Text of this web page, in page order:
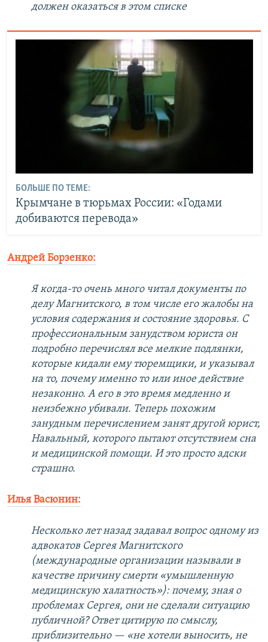
должен оказаться в этом списке
БОЛЬШЕ ПО ТЕМЕ:
Крымчане в тюрьмах России: «Годами
добиваются перевода»
Андрей Борзенко:
Я когда-то очень много читал документы по
делу Магнитского, в том числе его жалобы на
условия содержания и состояние здоровья. С
профессиональным занудством юриста он
подробно перечислял все мелкие подлянки,
которые кидали ему тюремщики, и указывал
на то, почему именно то или иное действие
незаконно. А его в это время медленно и
неизбежно убивали. Теперь похожим
занудным перечислением занят другой юрист,
Навальный, которого пытают отсутствием сна
и медицинской помощи. И это просто адски
страшно.
Илья Васюнин:
Несколько лет назад задавал вопрос одному из
адвокатов Сергея Магнитского
(международные организации называли в
качестве причину смерти «умышленную
медицинскую халатность»): почему, зная о
проблемах Сергея, они не сделали ситуацию
публичной? Ответ цитирую по смыслу,
приблизительно — «не хотели выносить, не